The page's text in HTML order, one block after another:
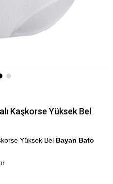
Kaşkorse Yüksek Bel
Yüksek Bel Bayan Bato